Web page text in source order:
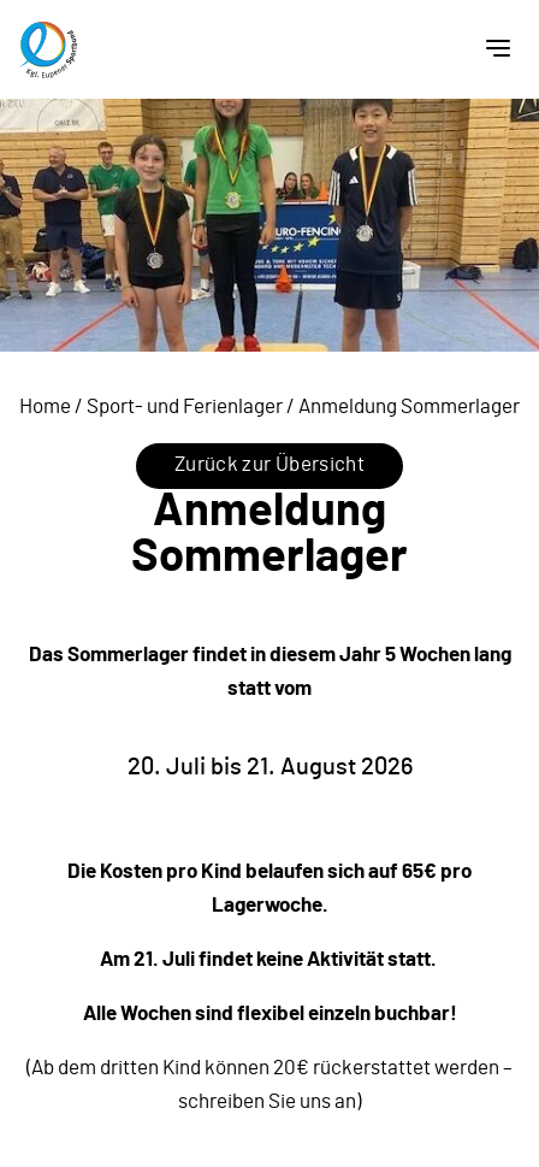
Home / Sport- und Ferienlager / Anmeldung Sommerlager
Zurück zur Übersicht
Anmeldung
Sommerlager
Das Sommerlager findet in diesem Jahr 5 Wochen lang
statt vom
20. Juli bis 21. August 2026
Die Kosten pro Kind belaufen sich auf 65€ pro
Lagerwoche.
Am 21. Juli findet keine Aktivität statt.
Alle Wochen sind flexibel einzeln buchbar!
(Ab dem dritten Kind können 20€ rückerstattet werden –
schreiben Sie uns an)